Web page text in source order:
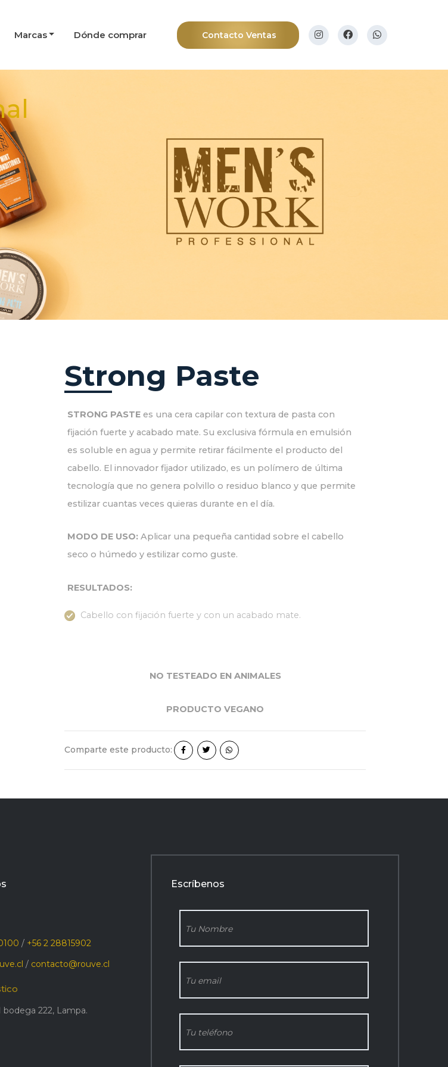
Marcas Dónde comprar Contacto Ventas
Strong Paste
STRONG PASTE es una cera capilar con textura de pasta con
fijación fuerte y acabado mate. Su exclusiva fórmula en emulsión
es soluble en agua y permite retirar fácilmente el producto del
cabello. El innovador fijador utilizado, es un polímero de última
tecnología que no genera polvillo o residuo blanco y que permite
estilizar cuantas veces quieras durante en el día.
MODO DE USO: Aplicar una pequeña cantidad sobre el cabello
seco o húmedo y estilizar como guste.
RESULTADOS:
Cabello con fijación fuerte y con un acabado mate.
NO TESTEADO EN ANIMALES
PRODUCTO VEGANO
Comparte este producto:
/ +56 2 28815902
/ contacto@rouve.cl
bodega 222, Lampa.
Escríbenos